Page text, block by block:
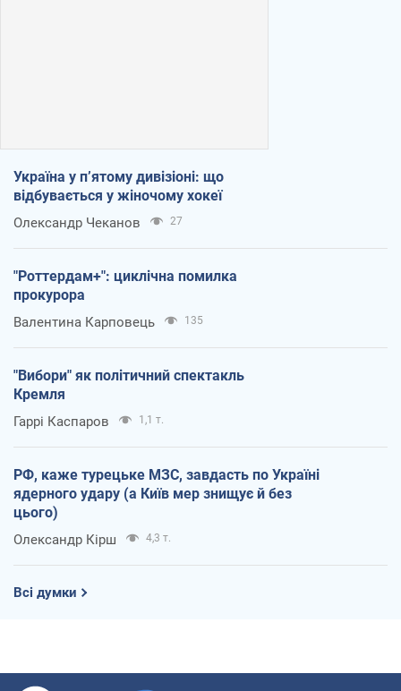
Україна у п’ятому дивізіоні: що
відбувається у жіночому хокеї
Олександр Чеканов 27
"Роттердам+": циклічна помилка
прокурора
Валентина Карповець 135
"Вибори" як політичний спектакль
Кремля
Гаррі Каспаров 1,1 т.
РФ, каже турецьке МЗС, завдасть по Україні
ядерного удару (а Київ мер знищує й без
цього)
Олександр Кірш 4,3 т.
Всі думки